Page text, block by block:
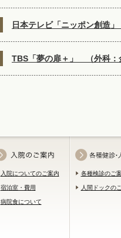
日本テレビ「ニッポン創造
TBS「夢の扉＋」 （外科：
入院についてのご案内
宿泊室・費用
病院食について
各種検診のご
人間ドックの